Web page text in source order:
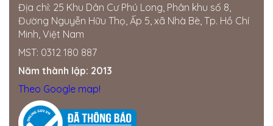
Khu Đức Thọ, thị trấn Đức Phong, Bù Đăng, Bình
Phước
0834560958
Miền Nam ·SỐ 16 ẤP, Hội Phú, Tân Châu, Tây Ninh,
Việt Nam
Địa chỉ: 25 Khu Dân Cư Phú Long, Phân khu số 8,
Đường Nguyễn Hữu Thọ, Ấp 5, xã Nhà Bè, Tp. Hồ Chí
Minh, Việt Nam
MST: 0312 180 887
Năm thành lập: 2013
Theo Google map!